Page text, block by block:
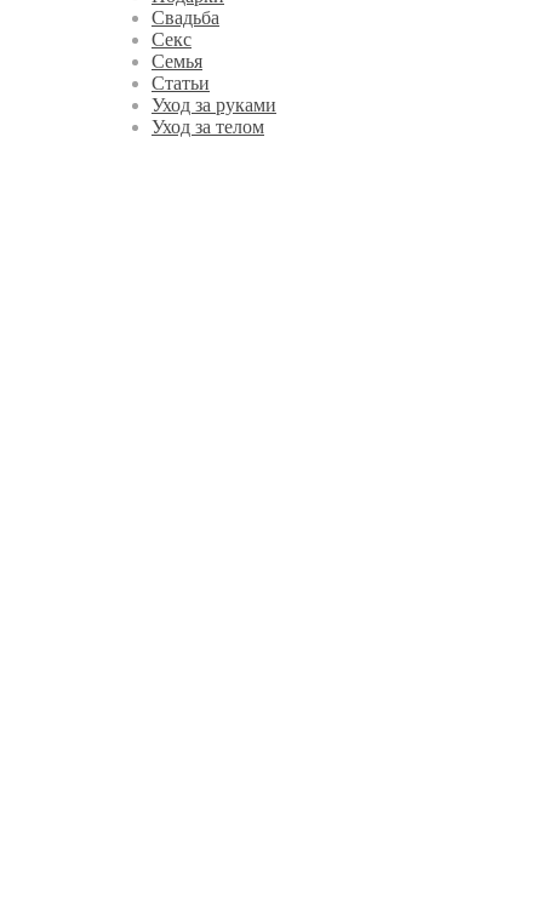
Свадьба
Секс
Семья
Статьи
Уход за руками
Уход за телом